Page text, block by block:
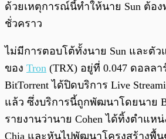
ด้วยเหตุการณ์นี้ทำให้นาย Sun ต้อ
ชั่วคราว
ไม่มีการตอบโต้ทั้งนาย Sun และตั
ของ Tron (TRX) อยู่ที่ 0.047 ดอลล
BitTorrent ได้ปิดบริการ Live
แล้ว ซึ่งบริการนี้ถูกพัฒนาโดยนาย
รายงานว่านาย Cohen ได้ทิ้งตำแห
Chia และหันไปพัฒนาโครงสร้างพื้น